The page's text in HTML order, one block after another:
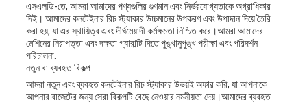
এসএলডি-তে, আমরা আমাদের পণ্যগুলির গুণমান এবং নির্ভরযোগ্যতাকে অগ্রাধিকার
দিই। আমাদের কনটেইনার রিচ স্ট্যাকার উচ্চমানের উপকরণ এবং উপাদান দিয়ে তৈরি
করা হয়, যা এর স্থায়িত্ব এবং দীর্ঘমেয়াদী কর্মক্ষমতা নিশ্চিত করে।আমরা আমাদের
মেশিনের নিরাপত্তা এবং দক্ষতা গ্যারান্টি দিতে পুঙ্খানুপুঙ্খ পরীক্ষা এবং পরিদর্শন
পরিচালনা.
নতুন বা ব্যবহৃত বিকল্প
আমরা নতুন এবং ব্যবহৃত কনটেইনার রিচ স্ট্যাকার উভয়ই অফার করি, যা আপনাকে
আপনার বাজেটের জন্য সেরা বিকল্পটি বেছে নেওয়ার নমনীয়তা দেয়।আমাদের ব্যবহৃত